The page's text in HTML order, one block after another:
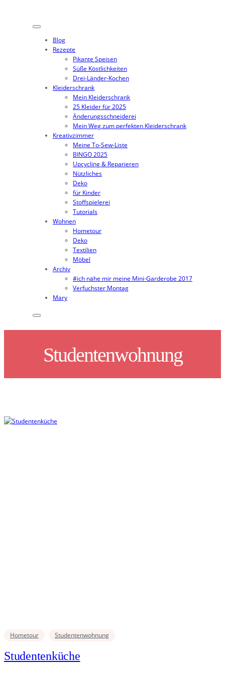
Blog
Rezepte
Pikante Speisen
Süße Köstlichkeiten
Drei-Länder-Kochen
Kleiderschrank
Mein Kleiderschrank
25 Kleider für 2025
Änderungsschneiderei
Mein Weg zum perfekten Kleiderschrank
Kreativzimmer
Meine To-Sew-Liste
BINGO 2025
Upcycling & Reparieren
Nützliches
Deko
für Kinder
Stoffspielerei
Tutorials
Wohnen
Hometour
Deko
Textilien
Möbel
Archiv
#ich nähe mir meine Mini-Garderobe 2017
Verfuchster Montag
Mary
Studentenwohnung
Hometour Studentenwohnung
Studentenküche